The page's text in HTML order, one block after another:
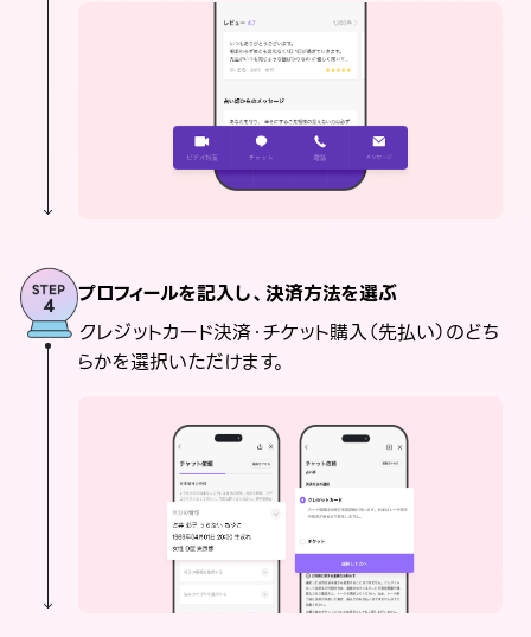
プロフィールを記入し、決済方法を選ぶ
クレジットカード決済・チケット購入（先払い）のどち
らかを選択いただけます。